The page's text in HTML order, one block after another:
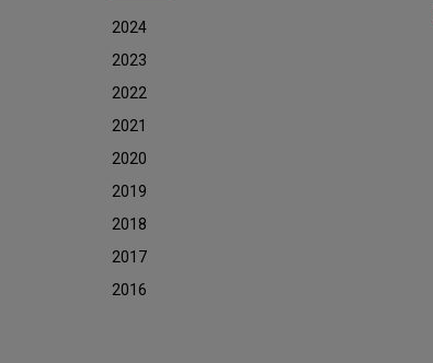
2024
2023
2022
2021
2020
2019
2018
2017
2016